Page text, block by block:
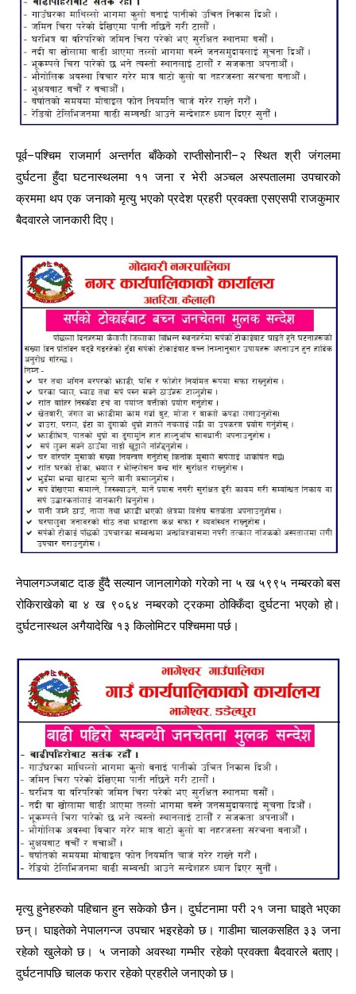
पूर्व–पश्चिम राजमार्ग अन्तर्गत बाँकेको राप्तीसोनारी–२ स्थित श्री जंगलमा
दुर्घटना हुँदा घटनास्थलमा ११ जना र भेरी अञ्चल अस्पतालमा उपचारको
क्रममा थप एक जनाको मृत्यु भएको प्रदेश प्रहरी प्रवक्ता एसएसपी राजकुमार
बैदवारले जानकारी दिए।
नेपालगञ्जबाट दाङ हुँदै सल्यान जानलागेको गरेको ना ५ ख ५९९५ नम्बरको बस
रोकिराखेको बा ४ ख ९०६४ नम्बरको ट्रकमा ठोक्किँदा दुर्घटना भएको हो।
दुर्घटनास्थल अगैयादेखि १३ किलोमिटर पश्चिममा पर्छ।
मृत्यु हुनेहरुको पहिचान हुन सकेको छैन। दुर्घटनामा परी २१ जना घाइते भएका
छन्। घाइतेको नेपालगन्ज उपचार भइरहेको छ। गाडीमा चालकसहित ३३ जना
रहेको खुलेको छ। ५ जनाको अवस्था गम्भीर रहेको प्रवक्ता बैदवारले बताए।
दुर्घटनापछि चालक फरार रहेको प्रहरीले जनाएको छ।